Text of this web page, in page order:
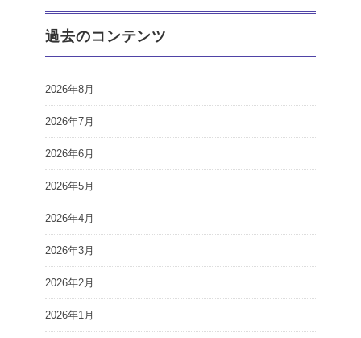
過去のコンテンツ
2026年8月
2026年7月
2026年6月
2026年5月
2026年4月
2026年3月
2026年2月
2026年1月